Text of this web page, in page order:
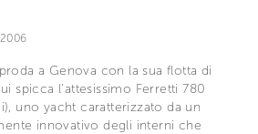
a Genova con la sua flotta di
spicca l'attesissimo Ferretti 780
uno yacht caratterizzato da un
innovativo degli interni che